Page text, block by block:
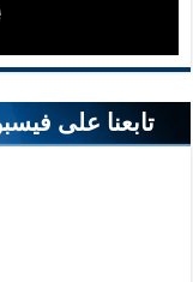
تابعنا على